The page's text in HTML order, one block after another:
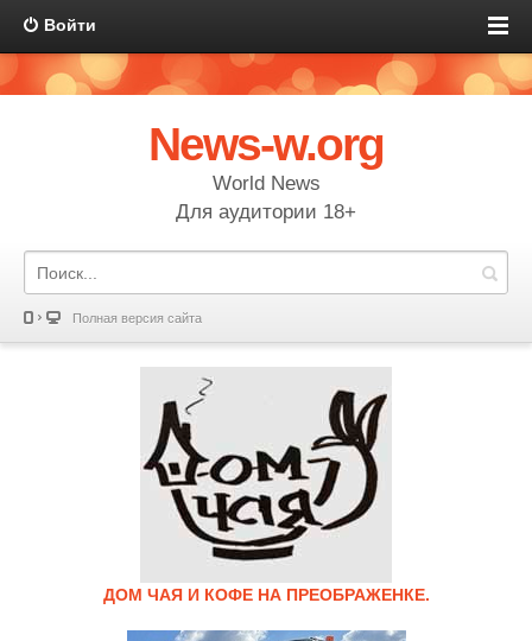
Войти
News-w.org
World News
Для аудитории 18+
Полная версия сайта
ДОМ ЧАЯ И КОФЕ НА ПРЕОБРАЖЕНКЕ.